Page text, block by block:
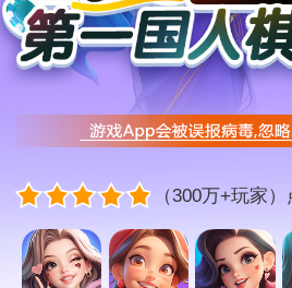
（300万+玩家